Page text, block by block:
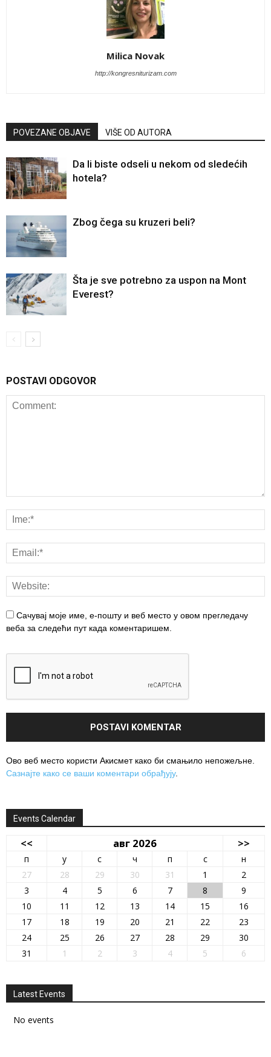
Milica Novak
http://kongresniturizam.com
POVEZANE OBJAVE VIŠE OD AUTORA
Da li biste odseli u nekom od sledećih
hotela?
Zbog čega su kruzeri beli?
Šta je sve potrebno za uspon na Mont
Everest?
POSTAVI ODGOVOR
Сачувај моје име, е-пошту и веб место у овом прегледачу
веба за следећи пут када коментаришем.
Ово веб место користи Акисмет како би смањило непожељне.
Сазнајте како се ваши коментари обрађују.
Events Calendar
<< авг 2026 >>
п у с ч п с
н
27
28 29 30 31 1
2
3
4 5 6 7 8
9
10
11 12 13 14 15
16
17
18 19 20 21 22
23
24
25 26 27 28 29
30
31
1 2 3 4 5 6
Latest Events
No events